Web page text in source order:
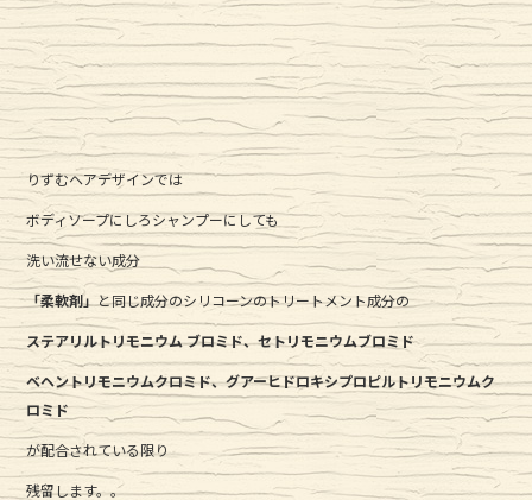
りずむヘアデザインでは
ボディソープにしろシャンプーにしても
洗い流せない成分
「柔軟剤」と同じ成分のシリコーンのトリートメント成分の
ステアリルトリモニウムブロミド、セトリモニウムブロミド
ベヘントリモニウムクロミド、グアーヒドロキシプロピルトリモニウムク
ロミド
が配合されている限り
残留します。。